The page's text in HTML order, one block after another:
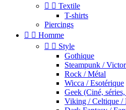
  Textile
T-shirts
Piercings
  Homme
  Style
Gothique
Steampunk /
Rock / Métal
Wicca / Esotérique
Geek (Ciné,
Viking / Celtique /